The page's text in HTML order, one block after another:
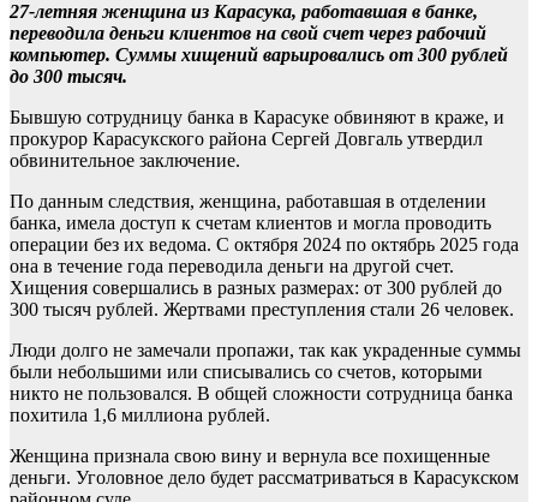
27-летняя женщина из Карасука, работавшая в банке,
переводила деньги клиентов на свой счет через рабочий
компьютер. Суммы хищений варьировались от 300 рублей
до 300 тысяч.
Бывшую сотрудницу банка в Карасуке обвиняют в краже, и
прокурор Карасукского района Сергей Довгаль утвердил
обвинительное заключение.
По данным следствия, женщина, работавшая в отделении
банка, имела доступ к счетам клиентов и могла проводить
операции без их ведома. С октября 2024 по октябрь 2025 года
она в течение года переводила деньги на другой счет.
Хищения совершались в разных размерах: от 300 рублей до
300 тысяч рублей. Жертвами преступления стали 26 человек.
Люди долго не замечали пропажи, так как украденные суммы
были небольшими или списывались со счетов, которыми
никто не пользовался. В общей сложности сотрудница банка
похитила 1,6 миллиона рублей.
Женщина признала свою вину и вернула все похищенные
деньги. Уголовное дело будет рассматриваться в Карасукском